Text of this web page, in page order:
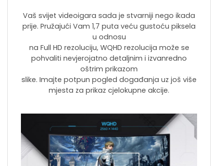
Vaš svijet videoigara sada je stvarniji nego ikada
prije. Pružajući Vam 1,7 puta veću gustoću piksela
u odnosu
na Full HD rezoluciju, WQHD rezolucija može se
pohvaliti nevjerojatno detaljnim i izvanredno
oštrim prikazom
slike. Imajte potpun pogled događanja uz još više
mjesta za prikaz cjelokupne akcije.